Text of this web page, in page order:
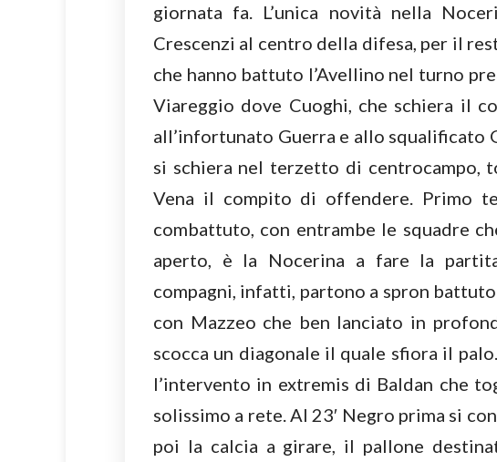
giornata fa. L’unica novità nella
Crescenzi al centro della difesa, per il
che hanno battuto l’Avellino nel turno
Viareggio dove Cuoghi, che schiera il
all’infortunato Guerra e allo squalificato
si schiera nel terzetto di centrocampo,
Vena il compito di offendere. Primo
combattuto, con entrambe le squadre
aperto, è la Nocerina a fare la
compagni, infatti, partono a spron
con Mazzeo che ben lanciato in
scocca un diagonale il quale sfiora il
l’intervento in extremis di Baldan che
solissimo a rete. Al 23′ Negro prima si
poi la calcia a girare, il pallone